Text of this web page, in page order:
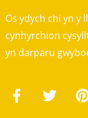
Os ydych chi yn y
cynhyrchion
yn darparu